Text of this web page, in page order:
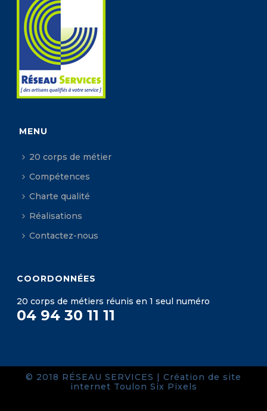
MENU
20 corps de métier
Compétences
Charte qualité
Réalisations
Contactez-nous
COORDONNÉES
20 corps de métiers réunis en 1 seul numéro
04 94 30 11 11
© 2018 RÉSEAU SERVICES | Création de site
internet Toulon Six Pixels